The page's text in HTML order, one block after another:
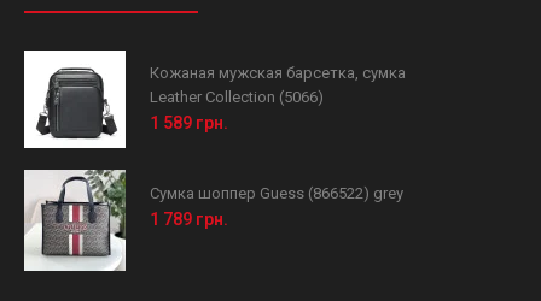
Кожаная мужская барсетка, сумка
Leather Collection (5066)
1 589 грн.
Сумка шоппер Guess (866522) grey
1 789 грн.